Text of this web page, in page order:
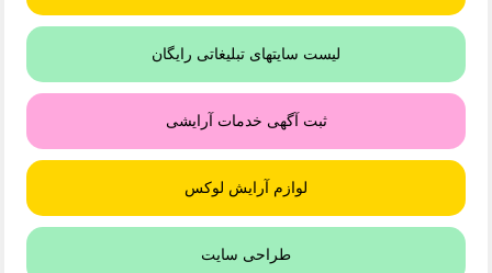
لیست سایتهای تبلیغاتی رایگان
ثبت آگهی خدمات آرایشی
لوازم آرایش لوکس
طراحی سایت